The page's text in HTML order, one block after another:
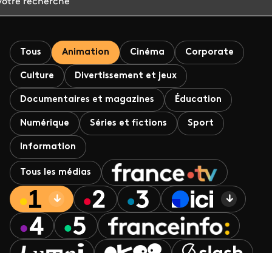
Tous Animation Cinéma Corporate
Culture Divertissement et jeux
Documentaires et magazines Éducation
Numérique Séries et fictions Sport
Information
Tous les médias